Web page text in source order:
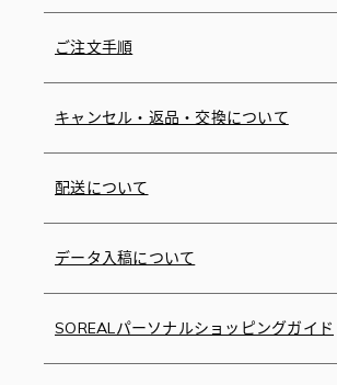
ご注文手順
キャンセル・返品・交換について
配送について
データ入稿について
SOREALパーソナルショッピングガイド